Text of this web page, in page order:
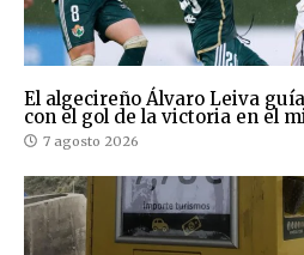
El algecireño Álvaro Leiva
con el gol de la victoria en el
7 agosto 2026